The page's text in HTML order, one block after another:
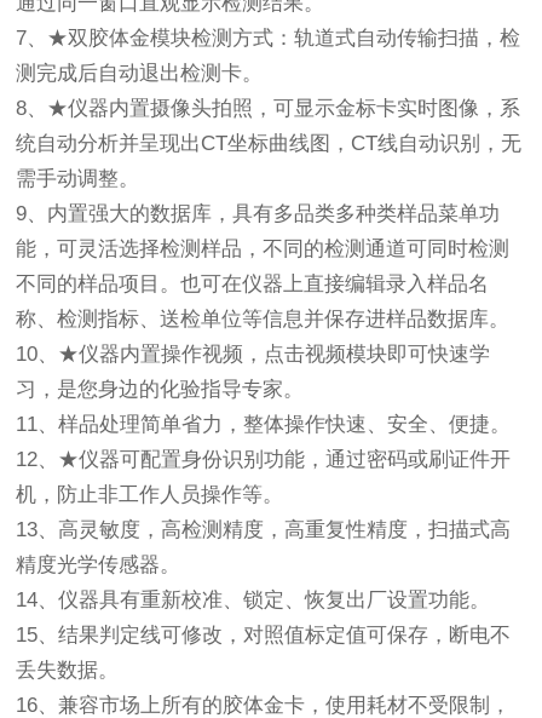
7、★双胶体金模块检测方式：轨道式自动传输扫描，检
测完成后自动退出检测卡。
8、★仪器内置摄像头拍照，可显示金标卡实时图像，系
统自动分析并呈现出CT坐标曲线图，CT线自动识别，无
需手动调整。
9、内置强大的数据库，具有多品类多种类样品菜单功
能，可灵活选择检测样品，不同的检测通道可同时检测
不同的样品项目。也可在仪器上直接编辑录入样品名
称、检测指标、送检单位等信息并保存进样品数据库。
10、★仪器内置操作视频，点击视频模块即可快速学
习，是您身边的化验指导专家。
11、样品处理简单省力，整体操作快速、安全、便捷。
12、★仪器可配置身份识别功能，通过密码或刷证件开
机，防止非工作人员操作等。
13、高灵敏度，高检测精度，高重复性精度，扫描式高
精度光学传感器。
14、仪器具有重新校准、锁定、恢复出厂设置功能。
15、结果判定线可修改，对照值标定值可保存，断电不
丢失数据。
16、兼容市场上所有的胶体金卡，使用耗材不受限制，